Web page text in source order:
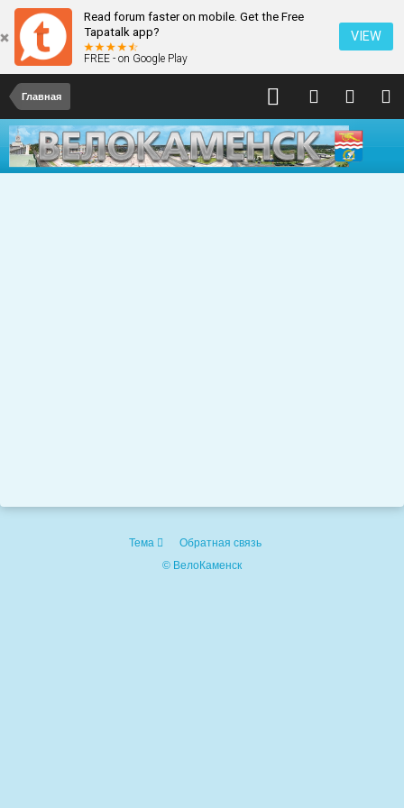
Read forum faster on mobile. Get the Free
Tapatalk app?
FREE - on Google Play
VIEW
Главная
Тема
Обратная связь
© ВелоКаменск